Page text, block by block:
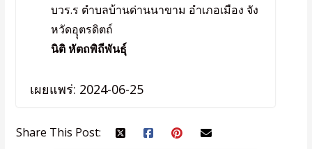
บวร.ร ตำบลบ้านด่านนาขาม อำเภอเมือง จัง
หวัดอุุตรดิตถ์
นิติ หัตถพิถีพันธุ์
เผยแพร่: 2024-06-25
Share This Post: